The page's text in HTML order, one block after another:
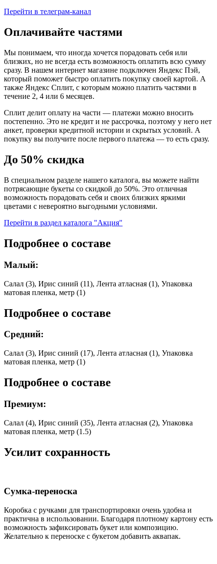
Перейти в телеграм-канал
Оплачивайте частями
Мы понимаем, что иногда хочется порадовать себя или
близких, но не всегда есть возможность оплатить всю сумму
сразу. В нашем интернет магазине подключен Яндекс Пэй,
который поможет быстро оплатить покупку своей картой. А
также Яндекс Сплит, с которым можно платить частями в
течение 2, 4 или 6 месяцев.
Сплит делит оплату на части — платежи можно вносить
постепенно. Это не кредит и не рассрочка, поэтому у него нет
анкет, проверки кредитной истории и скрытых условий. А
покупку вы получите после первого платежа — то есть сразу.
До 50% скидка
В специальном разделе нашего каталога, вы можете найти
потрясающие букеты со скидкой до 50%. Это отличная
возможность порадовать себя и своих близких яркими
цветами с невероятно выгодными условиями.
Перейти в раздел каталога "Акция"
Подробнее о составе
Малый:
Салал (3), Ирис синий (11), Лента атласная (1), Упаковка
матовая пленка, метр (1)
Подробнее о составе
Средний:
Салал (3), Ирис синий (17), Лента атласная (1), Упаковка
матовая пленка, метр (1)
Подробнее о составе
Премиум:
Салал (4), Ирис синий (35), Лента атласная (2), Упаковка
матовая пленка, метр (1.5)
Усилит сохранность
Сумка-переноска
Коробка c ручками для транспортировки очень удобна и
практична в использовании. Благодаря плотному картону есть
возможность зафиксировать букет или композицию.
Желательно к переноске с букетом добавить аквапак.